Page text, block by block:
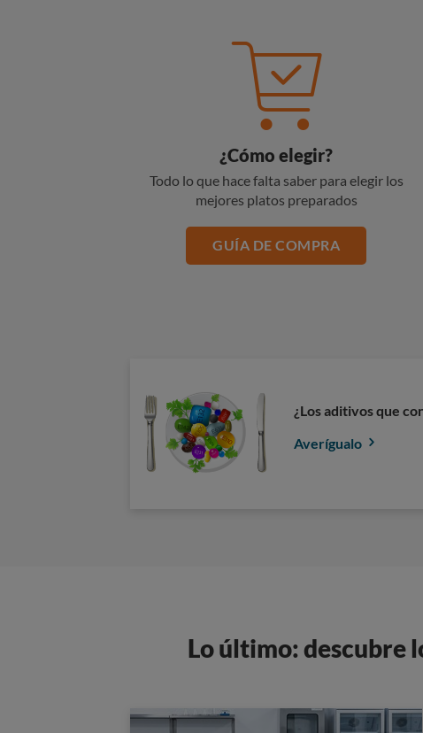
¿Cómo elegir?
Todo lo que hace falta saber para elegir los
mejores platos preparados
GUÍA DE COMPRA
¿Los aditivos que
Averígualo
Lo último: descubre